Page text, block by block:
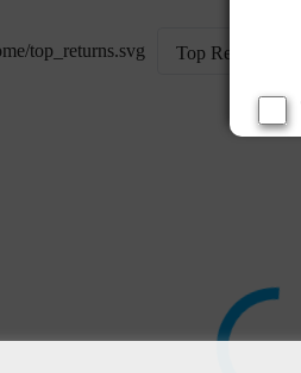
Top Returns